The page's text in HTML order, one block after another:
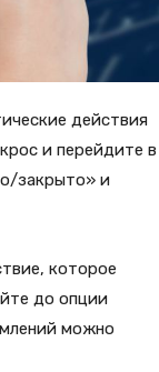
действия
и перейдите в
закрыто» и
которое
до опции
можно